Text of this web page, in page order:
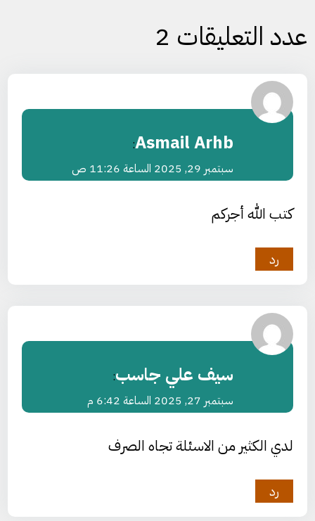
عدد التعليقات 2
Asmail Arhb
:
سبتمبر 29, 2025 الساعة 11:26 ص
كتب الله أجركم
رد
سيف علي جاسب:
سبتمبر 27, 2025 الساعة 6:42 م
لدي الكثير من الاسئلة تجاه الصرف
رد